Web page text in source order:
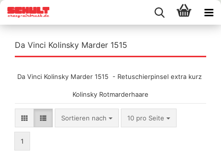
Da Vinci Kolinsky Marder 1515
Da Vinci Kolinsky Marder 1515 - Retuschierpinsel extra kurz
Kolinsky Rotmarderhaare
Sortieren nach
Sortieren nach 10 pro Seite
pro Seite
1